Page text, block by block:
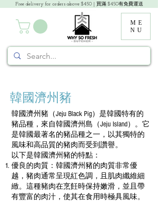
Free delivery for orders above $450 | 買滿 $450有免費運送
ME
NU
韓國濟州豬
韓國濟州豬（Jeju Black Pig）是韓國特有的
豬品種，來自韓國濟州島（Jeju Island）。它
是韓國最著名的豬品種之一，以其獨特的
風味和高品質的豬肉而受到讚譽。
以下是韓國濟州豬的特點：
優良的肉質：韓國濟州豬的肉質非常優
越，豬肉通常呈現紅色調，且肌肉纖維細
緻。這種豬肉在烹飪時保持嫩滑，並且帶
有豐富的肉汁，使其在食用時極具風味。